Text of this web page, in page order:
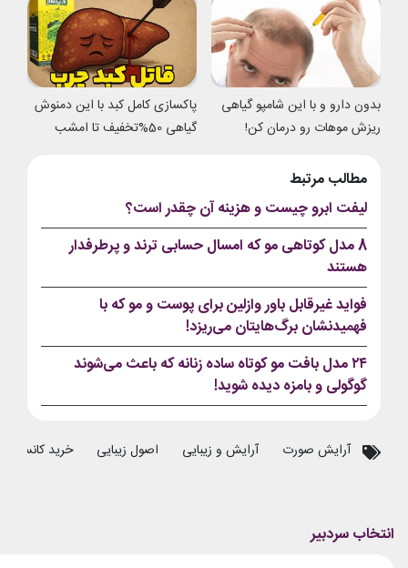
بدون دارو و با این شامپو گیاهی
ریزش موهات رو درمان کن!
پاکسازی کامل کبد با این دمنوش
گیاهی 50%تخفیف تا امشب
مطالب مرتبط
لیفت ابرو چیست و هزینه آن چقدر است؟
8 مدل کوتاهی مو که امسال حسابی ترند و پرطرفدار
هستند
فواید غیرقابل باور وازلین برای پوست و مو که با
فهمیدنشان برگ‌هایتان می‌ریزد!
۲۴ مدل بافت مو کوتاه ساده زنانه که باعث می‌شوند
گوگولی و بامزه دیده شوید!
آرایش صورت آرایش و زیبایی اصول زیبایی خرید کانسیلر